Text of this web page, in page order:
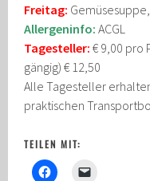
Freitag:
Allergeninfo:ACGL
Tagesteller: € 9,00 pro
gängig) € 12,50
Alle Tagesteller
praktischen
TEILEN MIT: